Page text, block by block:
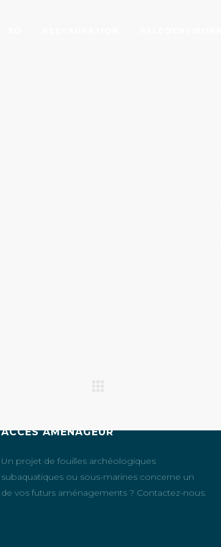
ACCÈS AMÉNAGEUR
Un projet de fouilles archéologiques
subaquatiques ou sous-marines concerne un
de vos futurs aménagements ? Contactez-nous.